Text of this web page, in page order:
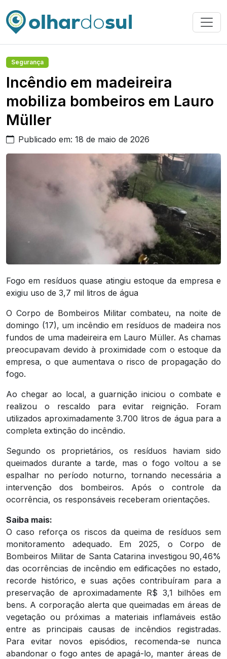
Segurança
Incêndio em madeireira
mobiliza bombeiros em Lauro
Müller
Publicado em: 18 de maio de 2026
Fogo em resíduos quase atingiu estoque da empresa e
exigiu uso de 3,7 mil litros de água
O Corpo de Bombeiros Militar combateu, na noite de
domingo (17), um incêndio em resíduos de madeira nos
fundos de uma madeireira em Lauro Müller. As chamas
preocupavam devido à proximidade com o estoque da
empresa, o que aumentava o risco de propagação do
fogo.
Ao chegar ao local, a guarnição iniciou o combate e
realizou o rescaldo para evitar reignição. Foram
utilizados aproximadamente 3.700 litros de água para a
completa extinção do incêndio.
Segundo os proprietários, os resíduos haviam sido
queimados durante a tarde, mas o fogo voltou a se
espalhar no período noturno, tornando necessária a
intervenção dos bombeiros. Após o controle da
ocorrência, os responsáveis receberam orientações.
Saiba mais:
O caso reforça os riscos da queima de resíduos sem
monitoramento adequado. Em 2025, o Corpo de
Bombeiros Militar de Santa Catarina investigou 90,46%
das ocorrências de incêndio em edificações no estado,
recorde histórico, e suas ações contribuíram para a
preservação de aproximadamente R$ 3,1 bilhões em
bens. A corporação alerta que queimadas em áreas de
vegetação ou próximas a materiais inflamáveis estão
entre as principais causas de incêndios registradas.
Para evitar novos episódios, recomenda-se nunca
abandonar o fogo antes de apagá-lo, manter áreas de